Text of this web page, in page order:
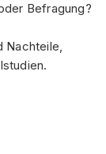
Befragung?
Nachteile,